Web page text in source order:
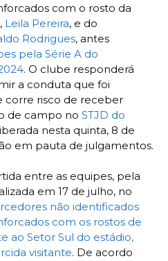
com o rosto da
Leila Pereira, e do
Rodrigues, antes
pela Série A do
. O clube responderá
a conduta que foi
corre risco de receber
de campo no STJD do
nesta quinta, 8 de
em pauta de julgamentos.
entre as equipes, pela
em 17 de julho, no
não identificados
com os rostos de
ao Setor Sul do estádio,
visitante. De acordo